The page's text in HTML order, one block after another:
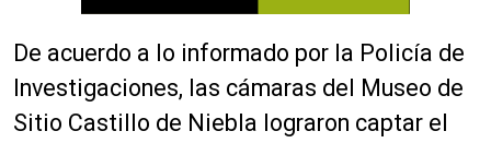
De acuerdo a lo informado por la Policía de
Investigaciones, las cámaras del Museo de
Sitio Castillo de Niebla lograron captar el